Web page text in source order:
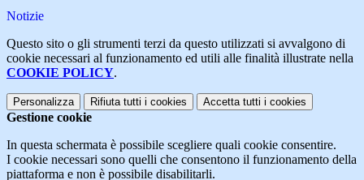
Notizie
Questo sito o gli strumenti terzi da questo utilizzati si avvalgono di
cookie necessari al funzionamento ed utili alle finalità illustrate nella
COOKIE POLICY.
Personalizza Rifiuta tutti i cookies Accetta tutti i cookies
Gestione cookie
In questa schermata è possibile scegliere quali cookie consentire.
I cookie necessari sono quelli che consentono il funzionamento della
piattaforma e non è possibile disabilitarli.